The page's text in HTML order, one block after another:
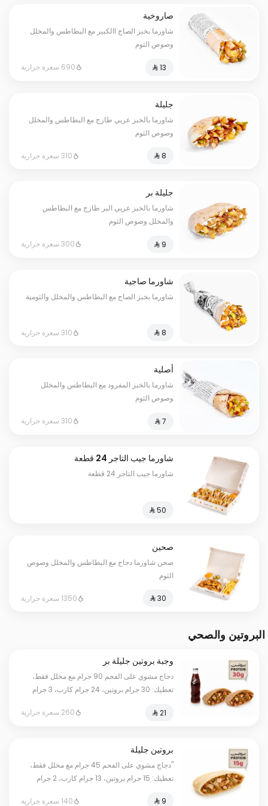
صاروخية
شاورما بخبز الصاج االكبير مع البطاطس والمخلل
وصوص الثوم
690 سعرة حرارية
جليلة
شاورما بالخبز عربي طازج مع البطاطس والمخلل
وصوص الثوم
310 سعرة حرارية
جليلة بر
شاورما بالخبز عربي البر طازج مع البطاطس
والمخلل وصوص الثوم
300 سعرة حرارية
شاورما صاجية
شاورما بخبز الصاج مع البطاطس والمخلل والثومية
310 سعرة حرارية
أصلية
شاورما بالخبز المفرود مع البطاطس والمخلل
وصوص الثوم
310 سعرة حرارية
شاورما جيب التاجر 24 قطعة
شاورما جيب التاجر 24 قطعة
صحين
صحن شاورما دجاج مع البطاطس والمخلل وصوص
الثوم
1350 سعرة حرارية
البروتين والصحي
وجبة بروتين جليلة بر
دجاج مشوي على الفحم 90 جرام مع مخلل فقط،
تعطيك: 30 جرام بروتين، 24 جرام كارب، 3 جرام
وموثقة بفحص مختبر معتمد؛ كل وانت مرتاح.
260 سعرة حرارية
بروتين جليلة
"دجاج مشوي على الفحم 45 جرام مع مخلل فقط،
تعطيك: 15 جرام بروتين، 13 جرام كارب، 2 جرام
140 سعرة حرارية